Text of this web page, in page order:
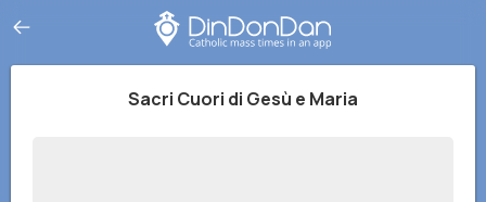
Sacri Cuori di Gesù e Maria